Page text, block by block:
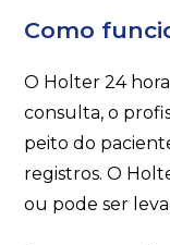
Como
O Holter 24
consulta, o
peito do
registros. O
ou pode ser